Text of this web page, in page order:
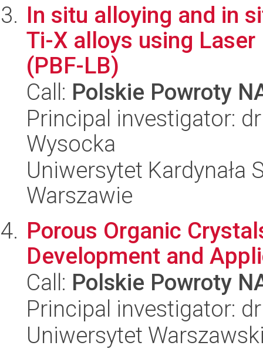
In situ alloying and in
Ti-X alloys using
(PBF-LB)
Call: Polskie Powroty
Principal investigator:
Wysocka
Uniwersytet Kardynała
Warszawie
Porous Organic
Development and
Call: Polskie Powroty
Principal investigator:
Uniwersytet